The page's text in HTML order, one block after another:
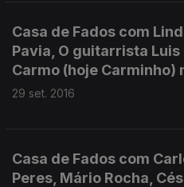
Casa de Fados com
Pavia, O guitarrista
Carmo (hoje Carminho)
29 set. 2016
Casa de Fados com
Peres, Mário Rocha,